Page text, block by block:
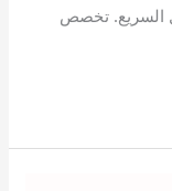
السريع. تخصص